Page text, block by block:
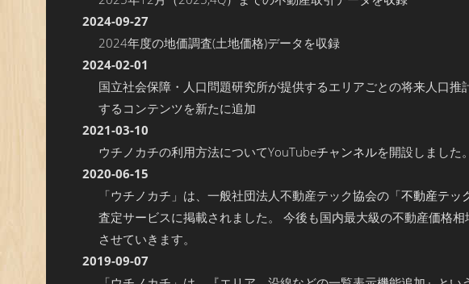
2024-09-27
2024年度の地価調査(土地価格)データを収録
2024-02-01
国立社会保障・人口問題研究所が提供するエリアごとの将来人口
するコンテンツを新たに追加
2021-03-10
ウチノカチの利用方法についてYouTubeチャンネルを開設しました。
2020-06-15
「ウチノカチ」は、一般社団法人不動産テック協会の「不動産テッ
査定サービスに掲載されました。 今後も国内最大級の不動産価格
させていきます。
2019-09-07